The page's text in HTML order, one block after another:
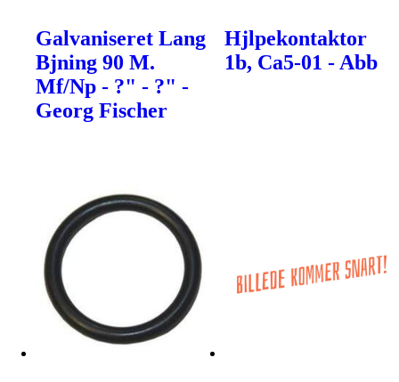
Galvaniseret Lang
Bjning 90 M.
Mf/Np - ?" - ?" -
Georg Fischer
Hjlpekontaktor
1b, Ca5-01 - Abb